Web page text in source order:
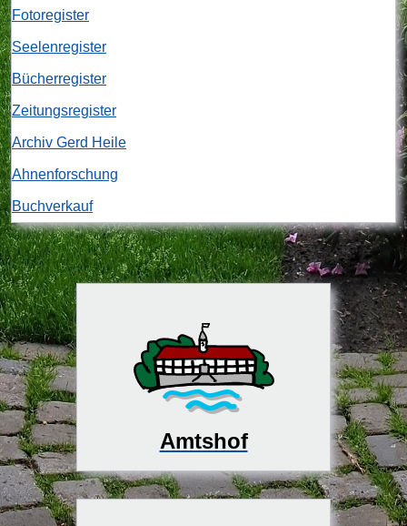
Fotoregister
Seelenregister
Bücherregister
Zeitungsregister
Archiv Gerd Heile
Ahnenforschung
Buchverkauf
Amtshof